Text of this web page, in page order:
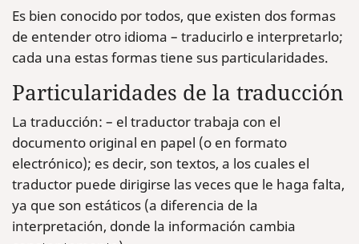
Es bien conocido por todos, que existen dos formas
de entender otro idioma – traducirlo e interpretarlo;
cada una estas formas tiene sus particularidades.
Particularidades de la traducción
La traducción: – el traductor trabaja con el
documento original en papel (o en formato
electrónico); es decir, son textos, a los cuales el
traductor puede dirigirse las veces que le haga falta,
ya que son estáticos (a diferencia de la
interpretación, donde la información cambia